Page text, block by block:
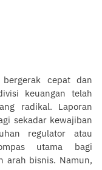
cepat dan
keuangan telah
radikal. Laporan
sekadar kewajiban
regulator atau
utama bagi
arah bisnis. Namun,